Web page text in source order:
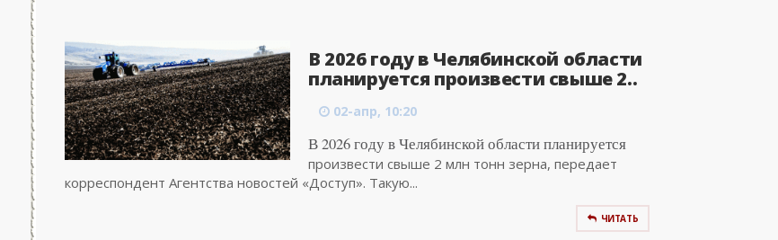
В 2026 году в Челябинской области
планируется произвести свыше 2..
02-апр, 10:20
В 2026 году в Челябинской области планируется
произвести свыше 2 млн тонн зерна, передает
корреспондент Агентства новостей «Доступ». Такую...
ЧИТАТЬ